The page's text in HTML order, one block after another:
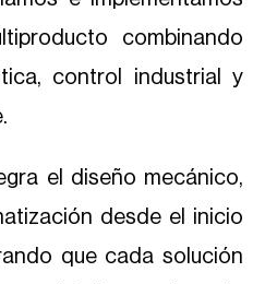
combinando
control industrial y
el diseño mecánico,
desde el inicio
que cada solución